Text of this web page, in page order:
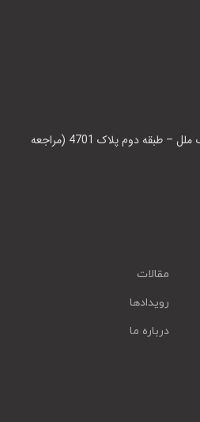
مشهد، بزرگراه بابانظر – بازار بزرگ ملل – طبقه دوم پلاک 4701 (مراجعه
مقالات
رویدادها
درباره ما